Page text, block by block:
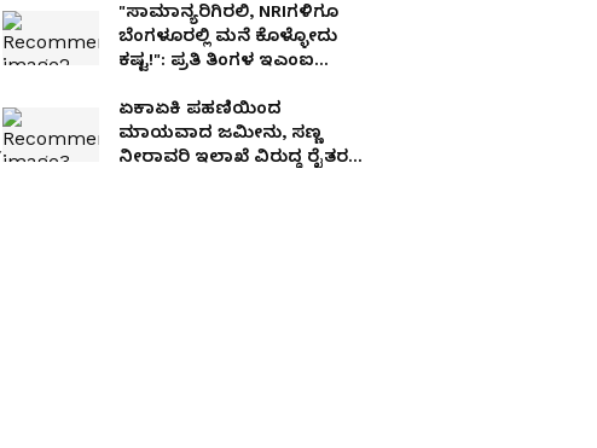
"ಸಾಮಾನ್ಯರಿಗಿರಲಿ, NRIಗಳಿಗೂ
ಬೆಂಗಳೂರಲ್ಲಿ ಮನೆ ಕೊಳ್ಳೋದು
ಕಷ್ಟ!": ಪ್ರತಿ ತಿಂಗಳ ಇಎಂಐ
ಏಕಾಏಕಿ ಪಹಣಿಯಿಂದ
ಮಾಯವಾದ ಜಮೀನು, ಸಣ್ಣ
ನೀರಾವರಿ ಇಲಾಖೆ ವಿರುದ್ಧ ರೈತರ